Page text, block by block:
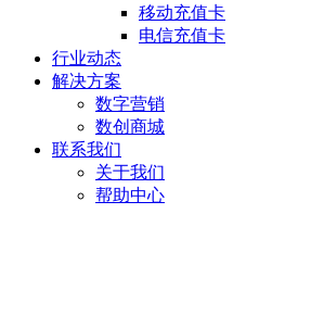
移动充值卡
电信充值卡
行业动态
解决方案
数字营销
数创商城
联系我们
关于我们
帮助中心